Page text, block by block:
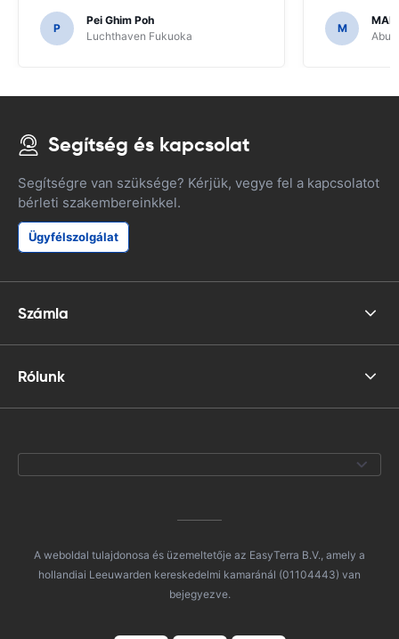
lenne, ha úgy döntöttünk, hogy olyan
GPS-t vásárolunk, amire szükség van a
japán utak navigálásához.
P
Pei Ghim Poh
Luchthaven Fukuoka
hogy
M
Abu
Segítség és kapcsolat
Segítségre van szüksége? Kérjük, vegye fel a kapcsolatot
bérleti szakembereinkkel.
Ügyfélszolgálat
Számla
Rólunk
A weboldal tulajdonosa és üzemeltetője az EasyTerra B.V., amely a
hollandiai Leeuwarden kereskedelmi kamaránál (01104443) van
bejegyezve.